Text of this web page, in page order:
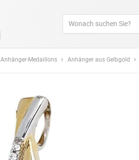
Anhänger-Medaillons Anhänger aus Gelbgold